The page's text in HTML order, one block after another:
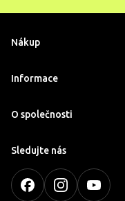
Nákup
Informace
O společnosti
Sledujte nás